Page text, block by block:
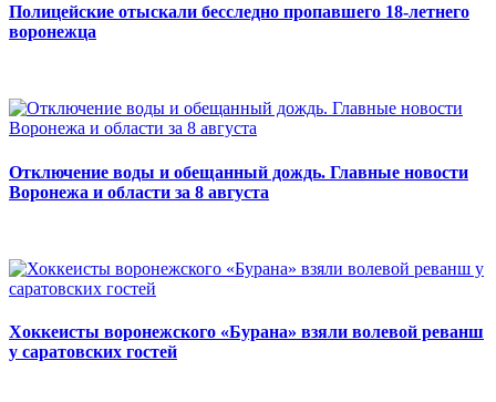
Полицейские отыскали бесследно пропавшего 18-летнего
воронежца
Отключение воды и обещанный дождь. Главные новости
Воронежа и области за 8 августа
Хоккеисты воронежского «Бурана» взяли волевой реванш
у саратовских гостей